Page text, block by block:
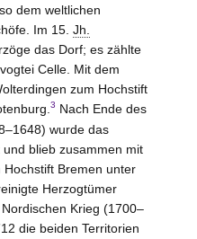
dem weltlichen
Im 15. Jh.
das Dorf; es zählte
Celle. Mit dem
zum Hochstift
3 Nach Ende des
wurde das
blieb zusammen mit
Hochstift Bremen unter
Herzogtümer
Krieg (1700–
die beiden Territorien